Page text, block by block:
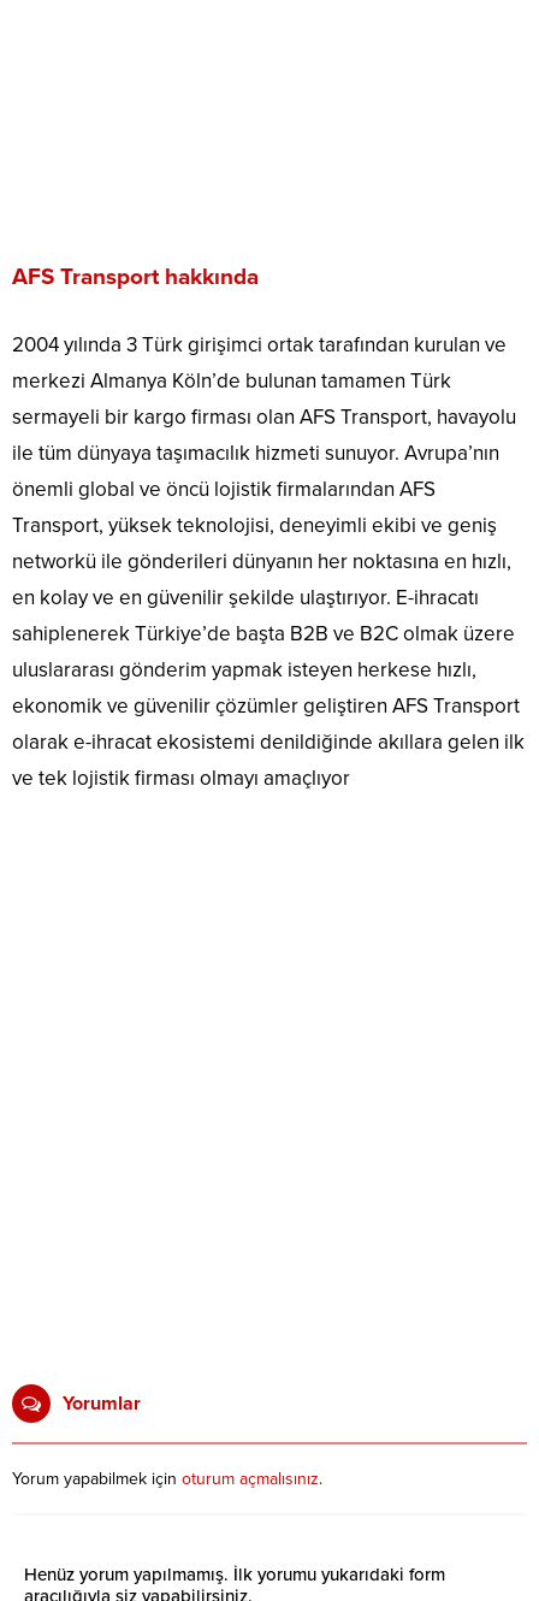
AFS Transport hakkında
2004 yılında 3 Türk girişimci ortak tarafından kurulan ve
merkezi Almanya Köln’de bulunan tamamen Türk
sermayeli bir kargo firması olan AFS Transport, havayolu
ile tüm dünyaya taşımacılık hizmeti sunuyor. Avrupa’nın
önemli global ve öncü lojistik firmalarından AFS
Transport, yüksek teknolojisi, deneyimli ekibi ve geniş
networkü ile gönderileri dünyanın her noktasına en hızlı,
en kolay ve en güvenilir şekilde ulaştırıyor. E-ihracatı
sahiplenerek Türkiye’de başta B2B ve B2C olmak üzere
uluslararası gönderim yapmak isteyen herkese hızlı,
ekonomik ve güvenilir çözümler geliştiren AFS Transport
olarak e-ihracat ekosistemi denildiğinde akıllara gelen ilk
ve tek lojistik firması olmayı amaçlıyor
Yorumlar
Yorum yapabilmek için oturum açmalısınız.
Henüz yorum yapılmamış. İlk yorumu yukarıdaki form
aracılığıyla siz yapabilirsiniz.